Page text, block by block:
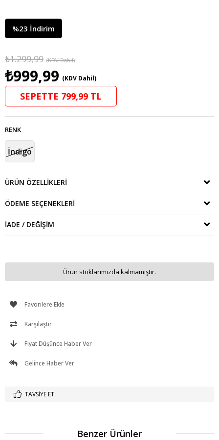
%23 İndirim
₺1.299,99 (KDV Dahil)
₺999,99 (KDV Dahil)
SEPETTE 799,99 TL
RENK
İndigo
ÜRÜN ÖZELLIKLERI
ÖDEME SEÇENEKLERI
İADE / DEĞIŞIM
Ürün stoklarımızda kalmamıştır.
Favorilere Ekle
Karşılaştır
Fiyat Düşünce Haber Ver
Gelince Haber Ver
TAVSIYE ET
Benzer Ürünler